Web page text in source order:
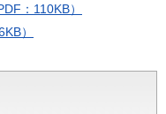
：110KB）
）